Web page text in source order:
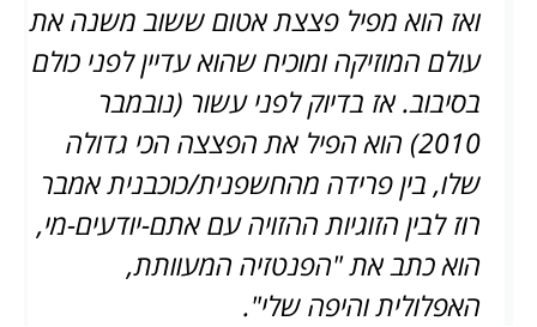
ואז הוא מפיל פצצת אטום ששוב משנה את
עולם המוזיקה ומוכיח שהוא עדיין לפני כולם
בסיבוב. אז בדיוק לפני עשור (נובמבר
2010) הוא הפיל את הפצצה הכי גדולה
שלו, בין פרידה מהחשפנית/כוכבנית אמבר
רוז לבין הזוגיות ההזויה עם אתם-יודעים-מי,
הוא כתב את "הפנטזיה המעוותת,
האפלולית והיפה שלי".